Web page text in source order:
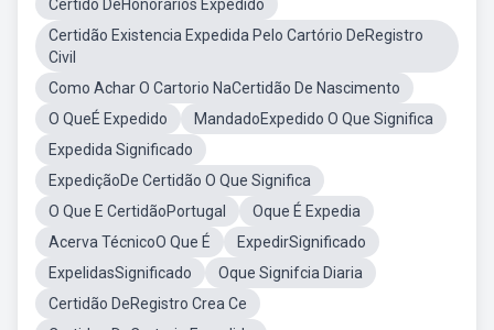
Certido DeHonorarios Expedido
Certidão Existencia Expedida Pelo Cartório DeRegistro
Civil
Como Achar O Cartorio NaCertidão De Nascimento
O QueÉ Expedido
MandadoExpedido O Que Significa
Expedida Significado
ExpediçãoDe Certidão O Que Significa
O Que E CertidãoPortugal
Oque É Expedia
Acerva TécnicoO Que É
ExpedirSignificado
ExpelidasSignificado
Oque Signifcia Diaria
Certidão DeRegistro Crea Ce